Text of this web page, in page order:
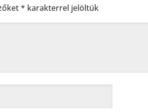
* karakterrel jelöltük